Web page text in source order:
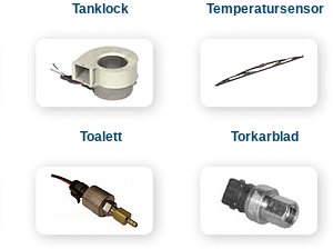
Tanklock Temperatursensor
Toalett Torkarblad